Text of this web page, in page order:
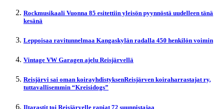
Rockmusikaali Vuonna 85 esitettiin yleisön pyynnöstä uudelleen tänä
kesänä
Leppoisaa ravitunnelmaa Kangaskylän radalla 450 henkilön voimin
Vintage VW Garagen ajelu Reisjärvellä
Reisjärvi sai oman koirayhdistyksenReisjärven koiraharrastajat ry,
tuttavallisemmin “Kreisidogs”
Iltarastit toi Reisjärvelle rapiat 72 suunnistajaa